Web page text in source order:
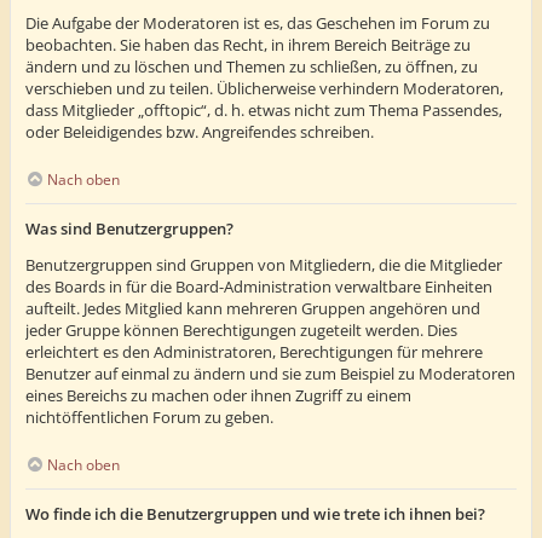
Die Aufgabe der Moderatoren ist es, das Geschehen im Forum zu
beobachten. Sie haben das Recht, in ihrem Bereich Beiträge zu
ändern und zu löschen und Themen zu schließen, zu öffnen, zu
verschieben und zu teilen. Üblicherweise verhindern Moderatoren,
dass Mitglieder „offtopic“, d. h. etwas nicht zum Thema Passendes,
oder Beleidigendes bzw. Angreifendes schreiben.
Nach oben
Was sind Benutzergruppen?
Benutzergruppen sind Gruppen von Mitgliedern, die die Mitglieder
des Boards in für die Board-Administration verwaltbare Einheiten
aufteilt. Jedes Mitglied kann mehreren Gruppen angehören und
jeder Gruppe können Berechtigungen zugeteilt werden. Dies
erleichtert es den Administratoren, Berechtigungen für mehrere
Benutzer auf einmal zu ändern und sie zum Beispiel zu Moderatoren
eines Bereichs zu machen oder ihnen Zugriff zu einem
nichtöffentlichen Forum zu geben.
Nach oben
Wo finde ich die Benutzergruppen und wie trete ich ihnen bei?